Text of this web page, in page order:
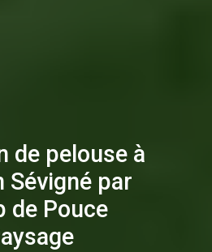
de pelouse à
Sévigné par
de Pouce